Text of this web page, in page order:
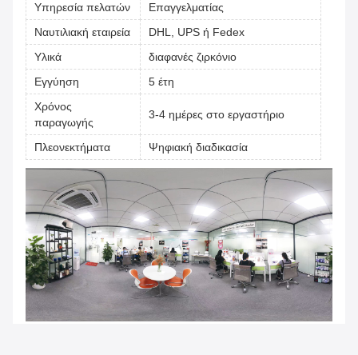
Υπηρεσία πελατών
Επαγγελματίας
Ναυτιλιακή εταιρεία
DHL, UPS ή Fedex
Υλικά
διαφανές ζιρκόνιο
Εγγύηση
5 έτη
Χρόνος
παραγωγής
3-4 ημέρες στο εργαστήριο
Πλεονεκτήματα Ψηφιακή διαδικασία